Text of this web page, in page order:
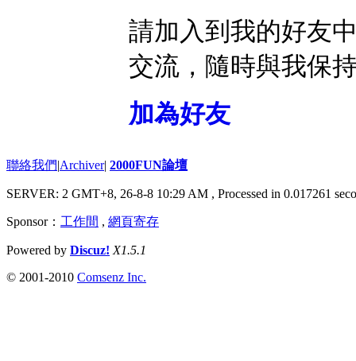
請加入到我的好友
交流，隨時與我保
加為好友
聯絡我們|Archiver| 2000FUN論壇
SERVER: 2 GMT+8, 26-8-8 10:29 AM , Processed in 0.017261
Sponsor： 工作間 , 網頁寄存
Powered by Discuz! X1.5.1
© 2001-2010 Comsenz Inc.